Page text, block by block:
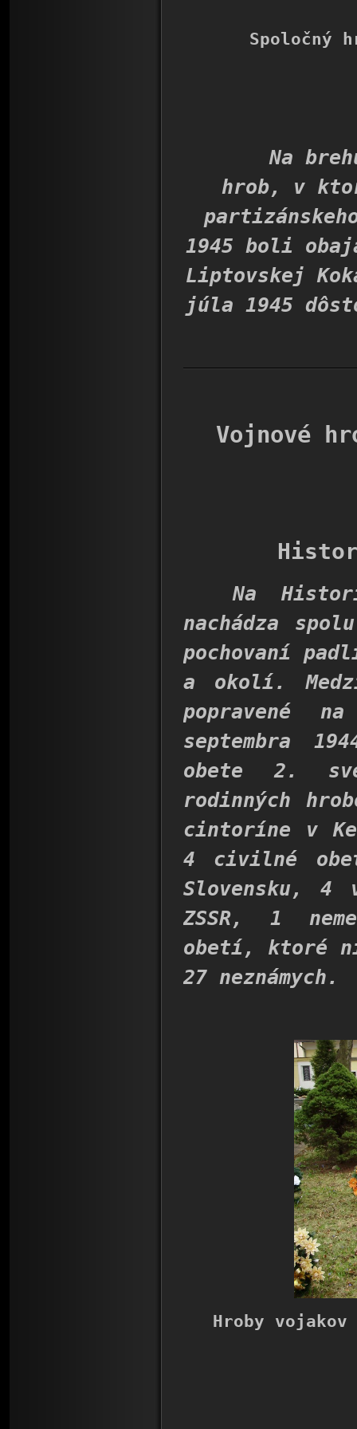
Spoločný
Na brehu
hrob, v
1945 boli
Liptovskej
júla 1945
Vojnové
Na
nachádza
pochovaní
a okolí.
popravené
septembra
obete 2.
rodinných
cintoríne v
4 civilné
Slovensku, 4
ZSSR, 1
obetí, ktoré
27 neznámych.
Hroby